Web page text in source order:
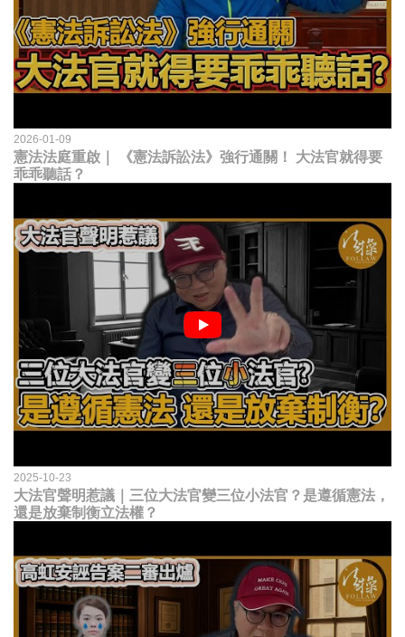
2026-01-09
憲法法庭重啟｜ 《憲法訴訟法》強行通關！ 大法官就得要
乖乖聽話？
2025-10-23
大法官聲明惹議｜三位大法官變三位小法官？是遵循憲法，
還是放棄制衡立法權？